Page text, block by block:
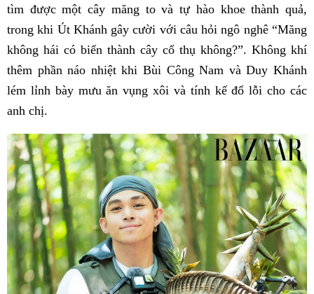
tìm được một cây măng to và tự hào khoe thành quả,
trong khi Út Khánh gây cười với câu hỏi ngô nghê “Măng
không hái có biến thành cây cổ thụ không?”. Không khí
thêm phần náo nhiệt khi Bùi Công Nam và Duy Khánh
lém lỉnh bày mưu ăn vụng xôi và tính kế đổ lỗi cho các
anh chị.